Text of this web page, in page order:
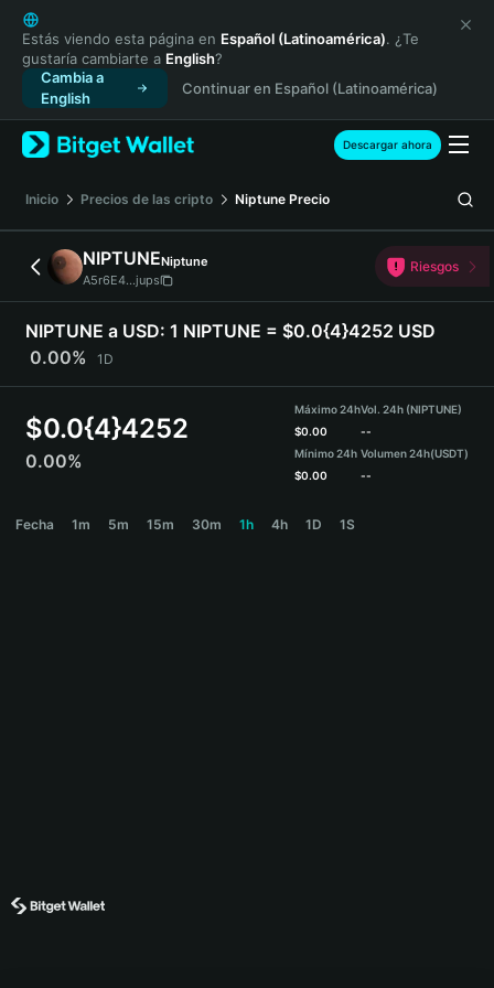
English
日本語
Tiếng Việt
Русский
Español (Latinoamérica)
Türkçe
Français
Deutsch
简体中文
繁體中文
Português (Portugal)
Bahasa Indonesia
ภาษาไทย
हिन्दी
Español
Português (Brasil)
Estás viendo esta página en Español (Latinoamérica). ¿Te
gustaría cambiarte a English?
Cambia a
English
Continuar en Español (Latinoamérica)
Descargar ahora
Inicio Precios de las cripto Niptune Precio
NIPTUNENiptune
A5r6E4...jups
Riesgos
NIPTUNE a USD: 1 NIPTUNE = $0.0{4}4252 USD
0.00%
1D
$0.0{4}4252
0.00%
Máximo 24h
$0.00
Mínimo 24h
$0.00
Vol. 24h (NIPTUNE)
--
Volumen 24h(USDT)
--
Fecha 1m 5m 15m 30m 1h 4h 1D 1S